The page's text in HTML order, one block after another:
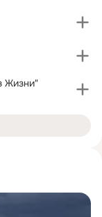
Жизни"